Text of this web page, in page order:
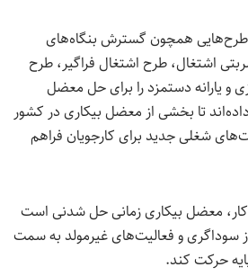
طرح‌هایی همچون گسترش بنگاه‌های
اشتغال، طرح اشتغال فراگیر، طرح
و یارانه دستمزد را برای حل معضل
تا بخشی از معضل بیکاری در کشور
شغلی جدید برای کارجویان فراهم
کار، معضل بیکاری زمانی حل‌ شدنی‌ است
سوداگری و فعالیت‌های غیرمولد به سمت
حرکت کند.